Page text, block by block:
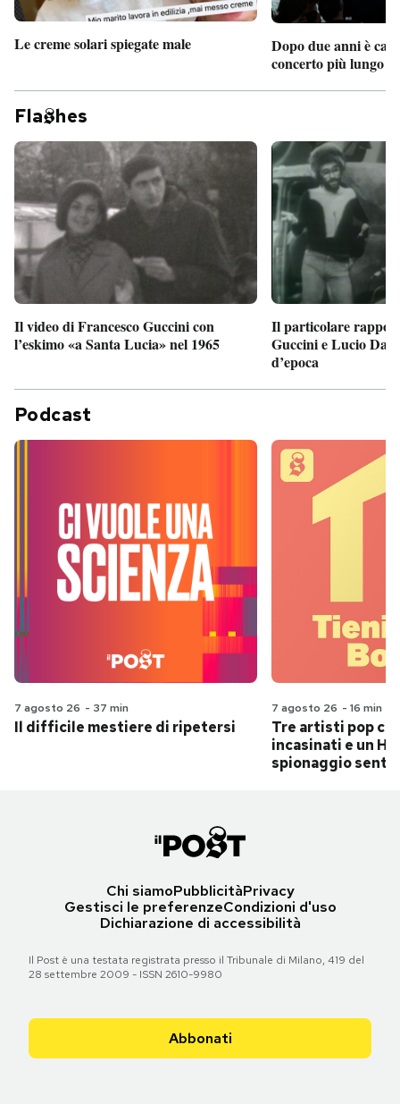
Le creme solari spiegate male
Dopo due anni è
concerto più lungo
Fla hes
Il video di Francesco Guccini con
l’eskimo «a Santa Lucia» nel 1965
Il particolare
Guccini e Lucio
d’epoca
Podcast
7 agosto 26 - 37 min
Il difficile mestiere di ripetersi
7 agosto 26 - 16 min
Tre artisti pop
incasinati e un
spionaggio
Chi siamoPubblicitàPrivacy
Gestisci le preferenzeCondizioni d'uso
Dichiarazione di accessibilità
Il Post è una testata registrata presso il Tribunale di Milano, 419 del
28 settembre 2009 - ISSN 2610-9980
Abbonati